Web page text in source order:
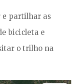
e partilhar as
bicicleta e
o trilho na